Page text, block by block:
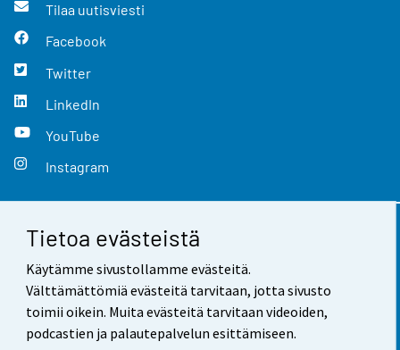
Tietoa evästeistä
Käytämme sivustollamme evästeitä.
Välttämättömiä evästeitä tarvitaan, jotta sivusto
toimii oikein. Muita evästeitä tarvitaan videoiden,
podcastien ja palautepalvelun esittämiseen.
Tilaa uutisviesti
Facebook
Twitter
LinkedIn
YouTube
Instagram
Yhteystiedot
Palaute
Käyttöehdot